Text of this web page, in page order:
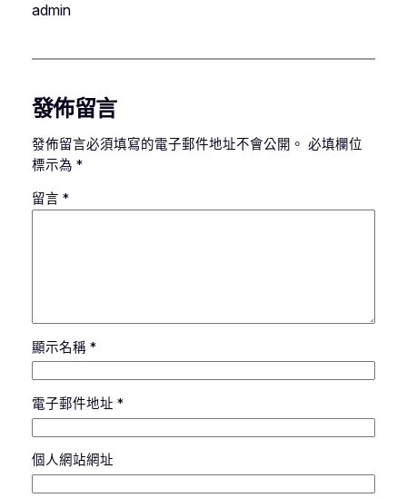
admin
發佈留言
發佈留言必須填寫的電子郵件地址不會公開。 必填欄位
標示為 *
留言 *
顯示名稱 *
電子郵件地址 *
個人網站網址